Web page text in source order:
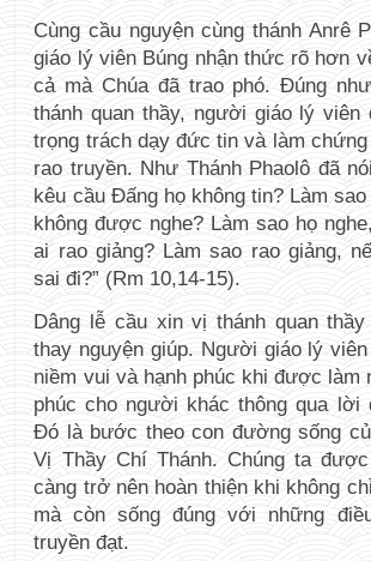
Cùng cầu nguyện cùng thánh Anrê
giáo lý viên Búng nhận thức rõ hơn
cả mà Chúa đã trao phó. Đúng
thánh quan thầy, người giáo lý viên
trọng trách dạy đức tin và làm
rao truyền. Như Thánh Phaolô đã
kêu cầu Đấng họ không tin? Làm
không được nghe? Làm sao họ
ai rao giảng? Làm sao rao giảng,
sai đi?” (Rm 10,14-15).
Dâng lễ cầu xin vị thánh quan
thay nguyện giúp. Người giáo lý
niềm vui và hạnh phúc khi được làm
phúc cho người khác thông qua lời
Đó là bước theo con đường sống
Vị Thầy Chí Thánh. Chúng ta
càng trở nên hoàn thiện khi không
mà còn sống đúng với những
truyền đạt.